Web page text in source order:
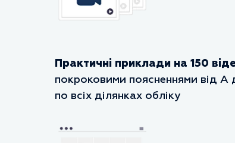
Практичні приклади на 150
покроковими поясненнями від А
по всіх ділянках обліку